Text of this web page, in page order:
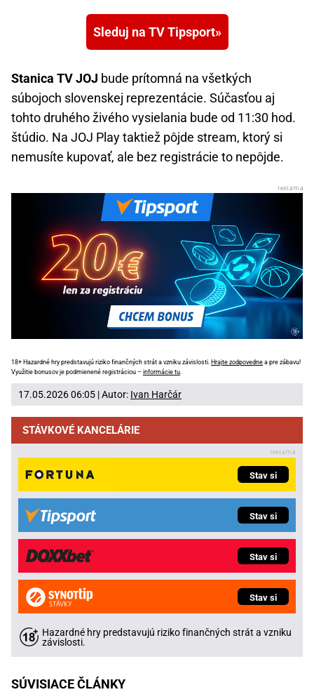
Sleduj na TV Tipsport
Stanica TV JOJ bude prítomná na všetkých
súbojoch slovenskej reprezentácie. Súčasťou aj
tohto druhého živého vysielania bude od 11:30 hod.
štúdio. Na JOJ Play taktiež pôjde stream, ktorý si
nemusíte kupovať, ale bez registrácie to nepôjde.
18+ Hazardné hry predstavujú riziko finančných strát a vzniku závislosti. Hrajte zodpovedne a pre zábavu!
Využitie bonusov je podmienené registráciou – informácie tu.
17.05.2026 06:05 | Autor: Ivan Harčár
STÁVKOVÉ KANCELÁRIE
Stav si
Stav si
Stav si
Stav si
Hazardné hry predstavujú riziko finančných strát a vzniku
závislosti.
SÚVISIACE ČLÁNKY